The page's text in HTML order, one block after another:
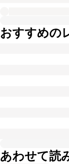
おすすめの
あわせて読